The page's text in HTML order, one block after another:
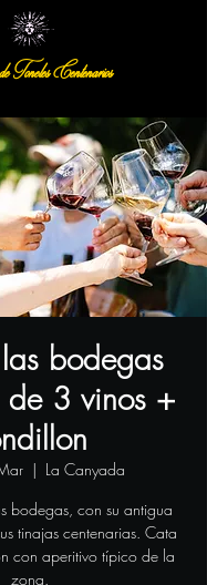
Toneles Centenarios
bodegas
3 vinos +
  |
La Canyada
bodegas, con su antigua
tinajas centenarias. Cata
con aperitivo típico de la
zona.